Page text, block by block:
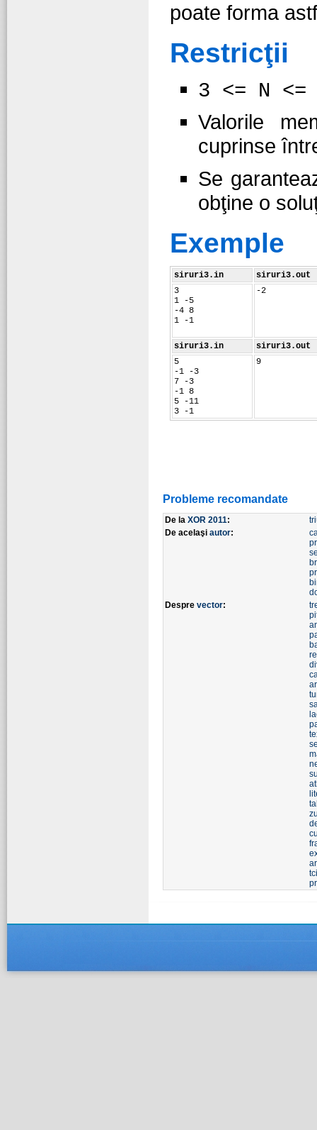
poate forma
Restricţii
3 <= N <=
Valorile
cuprinse
Se
obţine o
Exemple
siruri3.in
siruri3.out
3
1 -5
-4 8
1 -1
-2
siruri3.in
siruri3.out
5
-1 -3
7 -3
-1 8
5 -11
3 -1
9
Probleme recomandate
De la XOR 2011:
De acelaşi autor:
Despre vector: